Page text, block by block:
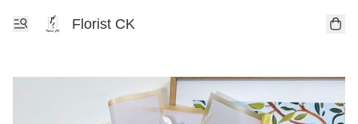
Florist CK